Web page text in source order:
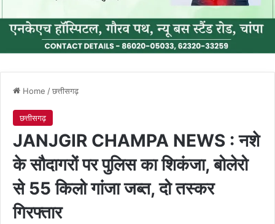
Home /छत्तीसगढ़
छत्तीसगढ़
JANJGIR CHAMPA NEWS : नशे
के सौदागरों पर पुलिस का शिकंजा, बोलेरो
से 55 किलो गांजा जब्त, दो तस्कर
गिरफ्तार